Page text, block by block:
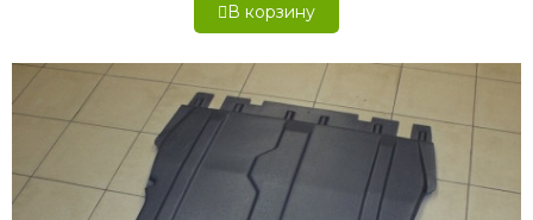
В корзину